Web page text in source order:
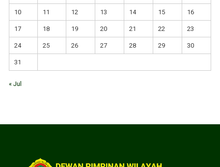
10 11 12 13 14 15 16
17 18 19 20 21 22 23
24 25 26 27 28 29 30
31
« Jul